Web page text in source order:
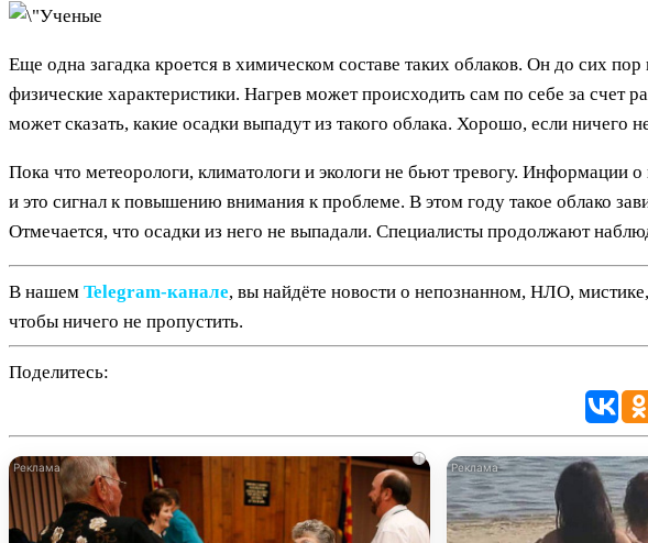
Еще одна загадка кроется в химическом составе таких облаков. Он до сих
физические характеристики. Нагрев может происходить сам по себе за счет
может сказать, какие осадки выпадут из такого облака. Хорошо, если ничего
Пока что метеорологи, климатологи и экологи не бьют тревогу. Информации
и это сигнал к повышению внимания к проблеме. В этом году такое облако
Отмечается, что осадки из него не выпадали. Специалисты продолжают
В нашем Telegram‑канале, вы найдёте новости о непознанном, НЛО,
чтобы ничего не пропустить.
Поделитесь:
i